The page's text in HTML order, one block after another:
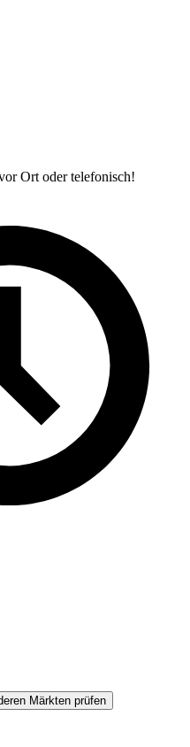
Ort oder telefonisch!
Märkten prüfen